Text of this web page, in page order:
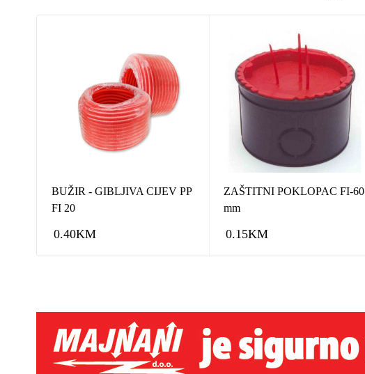
BUŽIR - GIBLJIVA CIJEV PP
FI 20
0.40KM
ZAŠTITNI POKLOPAC FI-60
mm
0.15KM